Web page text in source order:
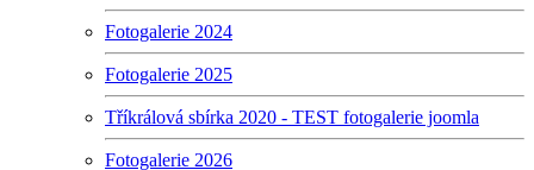
Fotogalerie 2024
Fotogalerie 2025
Tříkrálová sbírka 2020 - TEST fotogalerie joomla
Fotogalerie 2026